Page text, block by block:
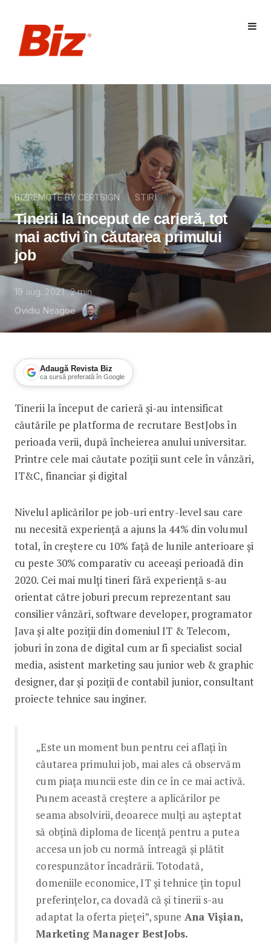
BIZREMOTE BY CERTSIGN STIRI
Tinerii la început de carieră, tot
mai activi în căutarea primului
job
19 aug. 2021 2min
Ovidiu Neagoe
Adaugă Revista Biz
ca sursă preferată în Google
Tinerii la început de carieră, tot mai
Tinerii la început de carieră și-au intensificat
căutările pe platforma de recrutare BestJobs în
perioada verii, după încheierea anului universitar.
Printre cele mai căutate poziții sunt cele în vânzări,
IT&C, financiar și digital
Nivelul aplicărilor pe job-uri entry-level sau care
nu necesită experiență a ajuns la 44% din volumul
total, în creștere cu 10% față de lunile anterioare și
cu peste 30% comparativ cu aceeași perioadă din
2020. Cei mai mulți tineri fără experiență s-au
orientat către joburi precum reprezentant sau
consilier vânzări, software developer, programator
Java și alte poziții din domeniul IT & Telecom,
joburi în zona de digital cum ar fi specialist social
media, asistent marketing sau junior web & graphic
designer, dar și poziții de contabil junior, consultant
proiecte tehnice sau inginer.
„Este un moment bun pentru cei aflați în
căutarea primului job, mai ales că observăm
cum piața muncii este din ce în ce mai activă.
Punem această creștere a aplicărilor pe
seama absolvirii, deoarece mulți au așteptat
să obțină diploma de licență pentru a putea
accesa un job cu normă întreagă și plătit
corespunzător încadrării. Totodată,
domeniile economice, IT și tehnice țin topul
preferințelor, ca dovadă că și tinerii s-au
adaptat la oferta pieței”, spune Ana Vișian,
Marketing Manager BestJobs.